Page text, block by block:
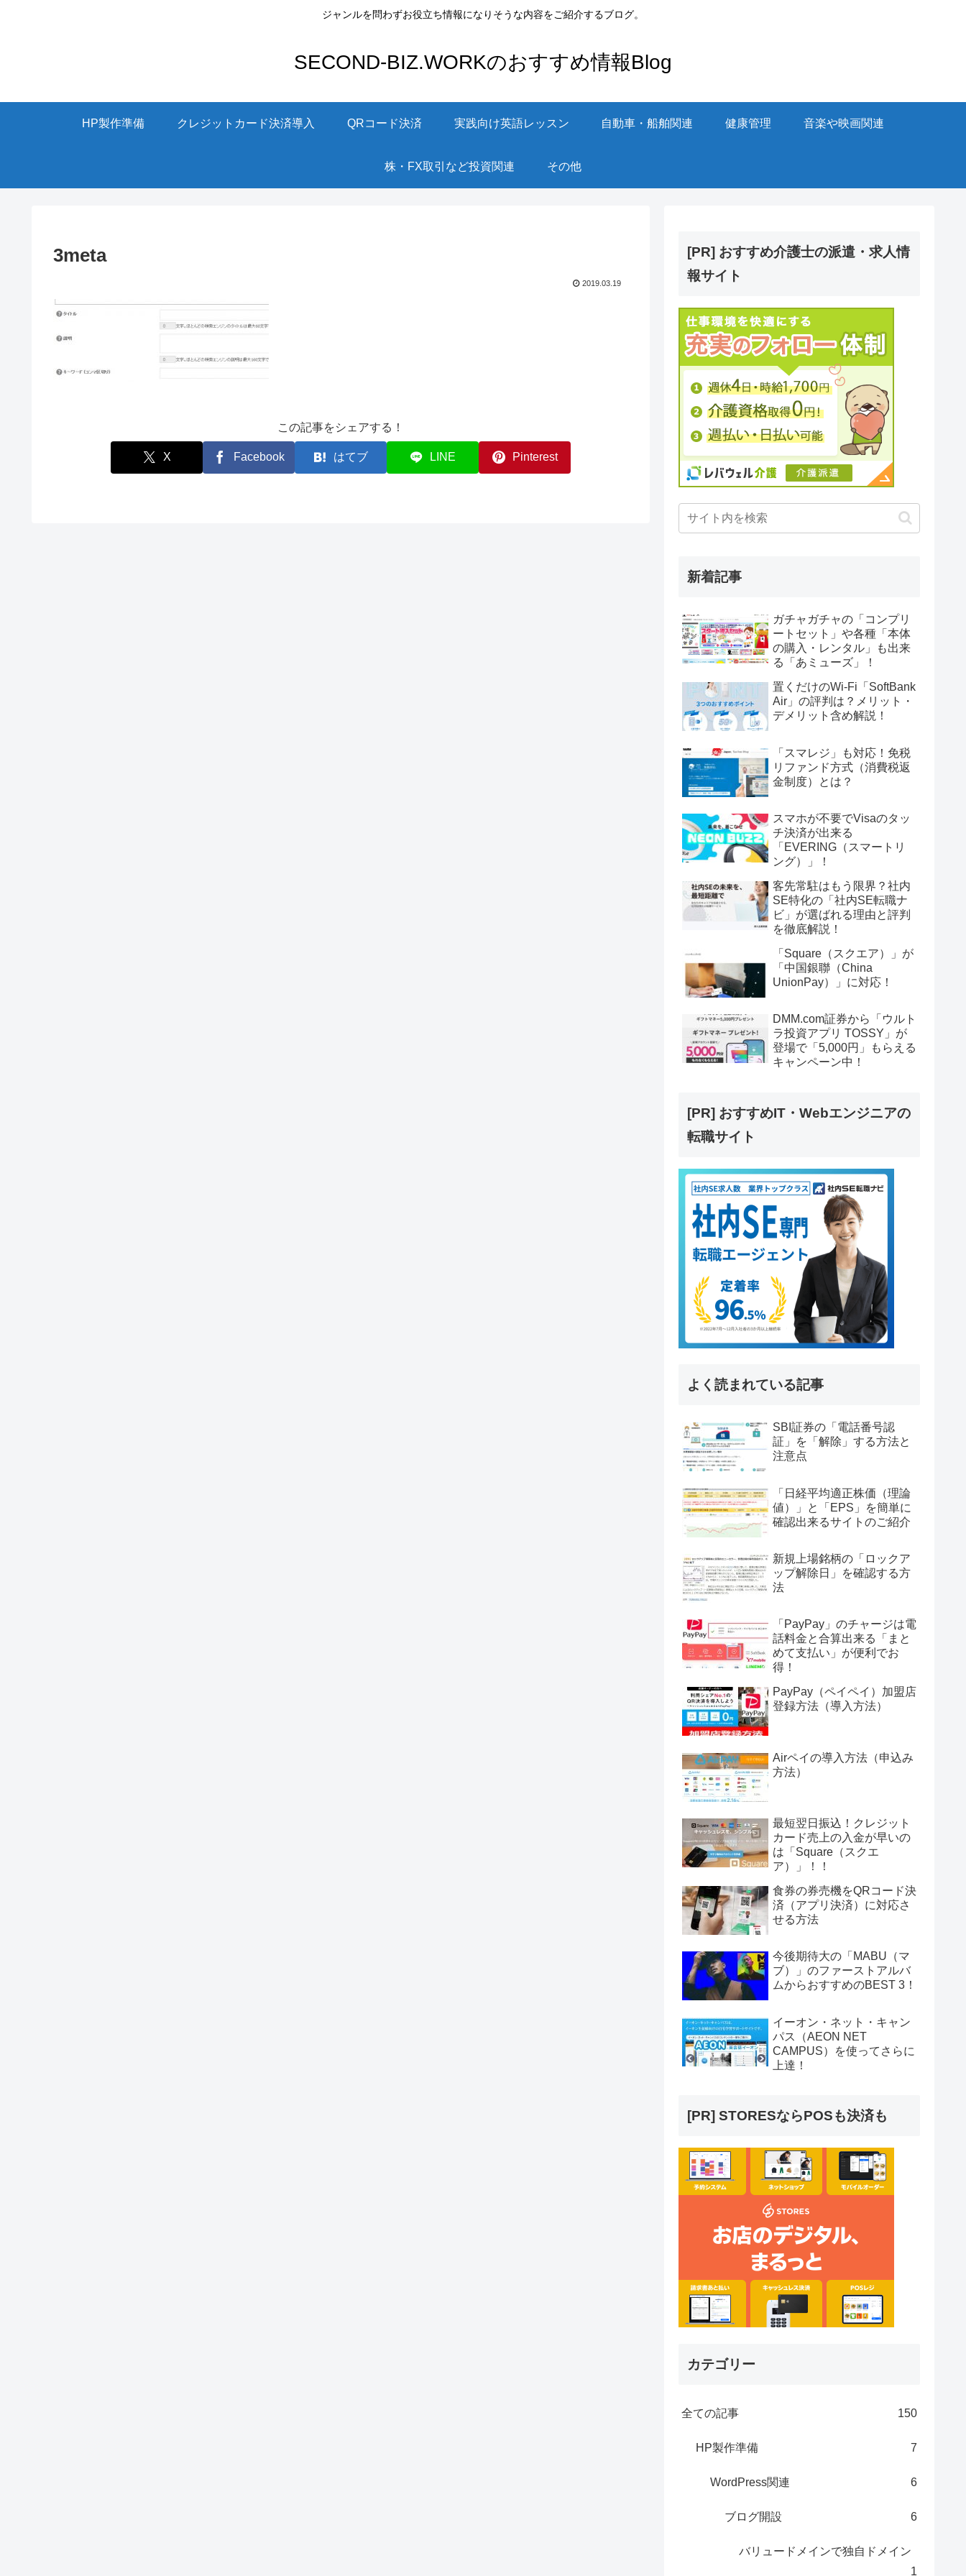
ジャンルを問わずお役立ち情報になりそうな内容をご紹介するブログ。
SECOND-BIZ.WORKのおすすめ情報Blog
HP製作準備 クレジットカード決済導入 QRコード決済 実践向け英語レッスン 自動車・船舶関連 健康管理 音楽や映画関連
株・FX取引など投資関連 その他
3meta
2019.03.19
この記事をシェアする！
X Facebook はてブ LINE Pinterest
[PR] おすすめ介護士の派遣・求人情
報サイト
新着記事
ガチャガチャの「コンプリ
ートセット」や各種「本体
の購入・レンタル」も出来
る「あミューズ」！
置くだけのWi-Fi「SoftBank
Air」の評判は？メリット・
デメリット含め解説！
「スマレジ」も対応！免税
リファンド方式（消費税返
金制度）とは？
スマホが不要でVisaのタッ
チ決済が出来る
「EVERING（スマートリ
ング）」！
客先常駐はもう限界？社内
SE特化の「社内SE転職ナ
ビ」が選ばれる理由と評判
を徹底解説！
「Square（スクエア）」が
「中国銀聯（China
UnionPay）」に対応！
DMM.com証券から「ウルト
ラ投資アプリ TOSSY」が
登場で「5,000円」もらえる
キャンペーン中！
[PR] おすすめIT・Webエンジニアの
転職サイト
よく読まれている記事
SBI証券の「電話番号認
証」を「解除」する方法と
注意点
「日経平均適正株価（理論
値）」と「EPS」を簡単に
確認出来るサイトのご紹介
新規上場銘柄の「ロックア
ップ解除日」を確認する方
法
「PayPay」のチャージは電
話料金と合算出来る「まと
めて支払い」が便利でお
得！
PayPay（ペイペイ）加盟店
登録方法（導入方法）
Airペイの導入方法（申込み
方法）
最短翌日振込！クレジット
カード売上の入金が早いの
は「Square（スクエ
ア）」！！
食券の券売機をQRコード決
済（アプリ決済）に対応さ
せる方法
今後期待大の「MABU（マ
ブ）」のファーストアルバ
ムからおすすめのBEST 3！
イーオン・ネット・キャン
パス（AEON NET
CAMPUS）を使ってさらに
上達！
[PR] STORESならPOSも決済も
カテゴリー
全ての記事 150
HP製作準備 7
WordPress関連 6
ブログ開設 6
バリュードメインで独自ドメイン
1